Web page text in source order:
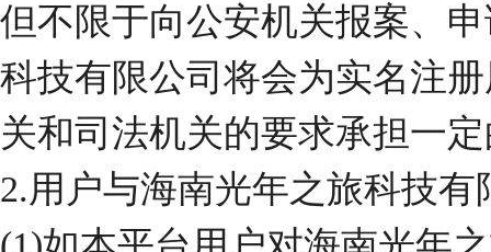
但不限于向公安机关报案、
科技有限公司将会为实名注
关和司法机关的要求承担一
2.用户与海南光年之旅科技